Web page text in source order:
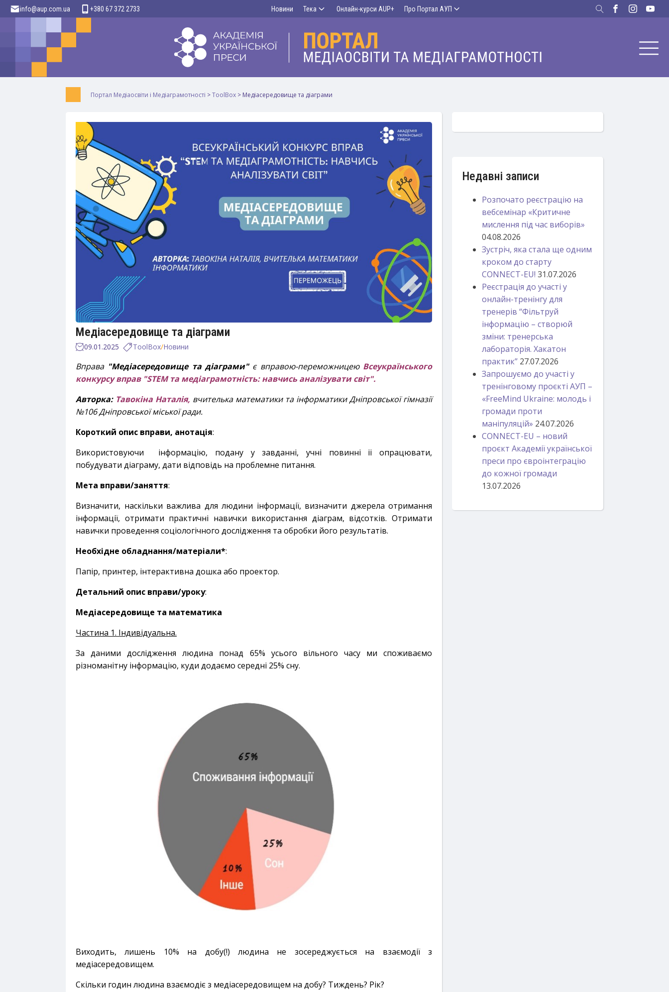
info@aup.com.ua +380 67 372 2733 Новини Тека Онлайн-курси AUP+ Про Портал АУП
Портал Медіаосвіти і Медіаграмотності >ToolBox > Медіасередовище та діаграми
Медіасередовище та діаграми
09.01.2025 ToolBox/Новини
Вправа "Медіасередовище та діаграми"є вправою-переможницею Всеукраїнського
конкурсу вправ "STEM та медіаграмотність: навчись аналізувати світ".
Авторка: Тавокіна Наталія, вчителька математики та інформатики Дніпровської гімназії
№106 Дніпровської міської ради.
Короткий опис вправи, анотація:
Використовуючи інформацію, подану у завданні, учні повинні іі опрацювати,
побудувати діаграму, дати відповідь на проблемне питання.
Мета вправи/заняття:
Визначити, наскільки важлива для людини інформації, визначити джерела отримання
інформації, отримати практичні навички використання діаграм, відсотків. Отримати
навички проведення соціологічного дослідження та обробки його результатів.
Необхідне обладнання/матеріали*:
Папір, принтер, інтерактивна дошка або проектор.
Детальний опис вправи/уроку:
Медіасередовище та математика
Частина 1. Індивідуальна.
За даними дослідження людина понад 65% усього вільного часу ми споживаємо
різноманітну інформацію, куди додаємо середні 25% сну.
Виходить, лишень 10% на добу(!) людина не зосереджується на взаємодії з
медіасередовищем.
Скільки годин людина взаємодіє з медіасередовищем на добу? Тиждень? Рік?
Недавні записи
Розпочато реєстрацію на
вебсемінар «Критичне
мислення під час виборів»
04.08.2026
Зустріч, яка стала ще одним
кроком до старту
CONNECT-EU! 31.07.2026
Реєстрація до участі у
онлайн-тренінгу для
тренерів “Фільтруй
інформацію – створюй
зміни: тренерська
лабораторія. Хакатон
практик” 27.07.2026
Запрошуємо до участі у
тренінговому проєкті АУП –
«FreeMind Ukraine: молодь і
громади проти
маніпуляцій» 24.07.2026
CONNECT-EU – новий
проєкт Академії української
преси про євроінтеграцію
до кожної громади
13.07.2026